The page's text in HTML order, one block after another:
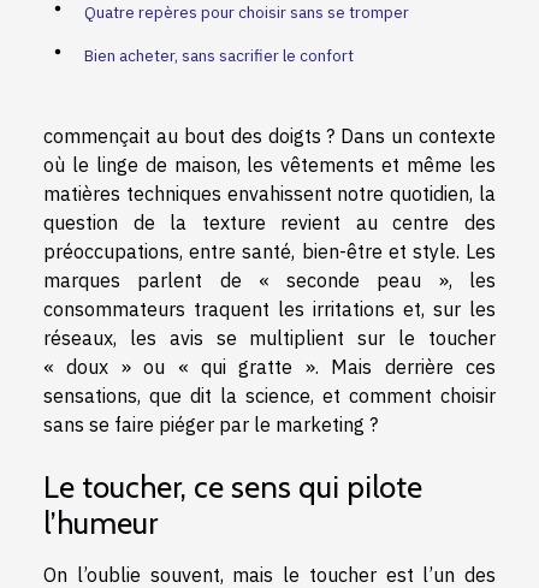
Quatre repères pour choisir sans se tromper
Bien acheter, sans sacrifier le confort
commençait au bout des doigts ? Dans un contexte
où le linge de maison, les vêtements et même les
matières techniques envahissent notre quotidien, la
question de la texture revient au centre des
préoccupations, entre santé, bien-être et style. Les
marques parlent de « seconde peau », les
consommateurs traquent les irritations et, sur les
réseaux, les avis se multiplient sur le toucher
« doux » ou « qui gratte ». Mais derrière ces
sensations, que dit la science, et comment choisir
sans se faire piéger par le marketing ?
Le toucher, ce sens qui pilote
l’humeur
On l’oublie souvent, mais le toucher est l’un des